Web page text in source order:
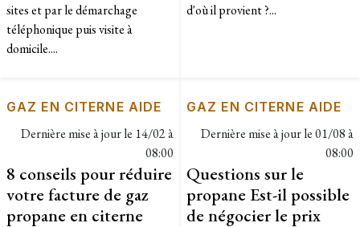
sites et par le démarchage
téléphonique puis visite à
domicile....
d'où il provient ?...
GAZ EN CITERNE AIDE
Dernière mise à jour le 14/02 à
08:00
8 conseils pour réduire
votre facture de gaz
propane en citerne
GAZ EN CITERNE AIDE
Dernière mise à jour le01/08 à
08:00
Questions sur le
propane Est-il possible
de négocier le prix